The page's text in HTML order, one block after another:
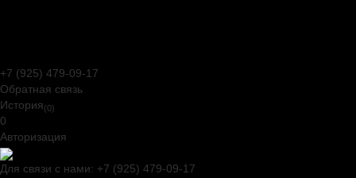
+7 (925) 479-09-17
Обратная связь
История(0)
0
Авторизация
Для связи с нами: +7 (925) 479-09-17